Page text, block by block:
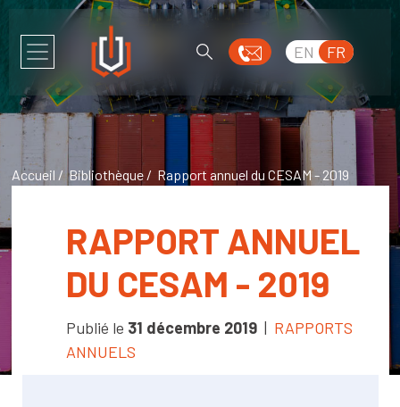
EN FR
Accueil /Bibliothèque/ Rapport annuel du CESAM - 2019
RAPPORT ANNUEL
DU CESAM - 2019
Publié le 31 décembre 2019| RAPPORTS
ANNUELS